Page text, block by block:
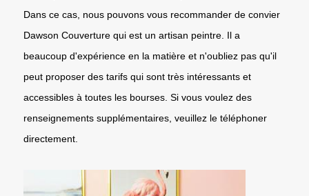
Dans ce cas, nous pouvons vous recommander de convier
Dawson Couverture qui est un artisan peintre. Il a
beaucoup d'expérience en la matière et n'oubliez pas qu'il
peut proposer des tarifs qui sont très intéressants et
accessibles à toutes les bourses. Si vous voulez des
renseignements supplémentaires, veuillez le téléphoner
directement.